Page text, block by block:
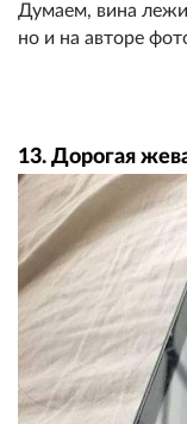
Думаем, вина
но и на авторе
13. Дорогая